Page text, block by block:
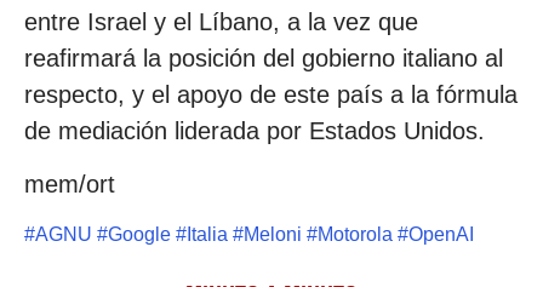
entre Israel y el Líbano, a la vez que
reafirmará la posición del gobierno italiano al
respecto, y el apoyo de este país a la fórmula
de mediación liderada por Estados Unidos.
mem/ort
#AGNU #Google # Italia #Meloni #Motorola #OpenAI